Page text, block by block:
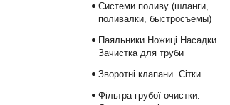
Системи поливу (шланги,
поливалки, быстросъемы)
Паяльники Ножиці Насадки
Зачистка для труби
Зворотні клапани. Сітки
Фільтра грубої очистки.